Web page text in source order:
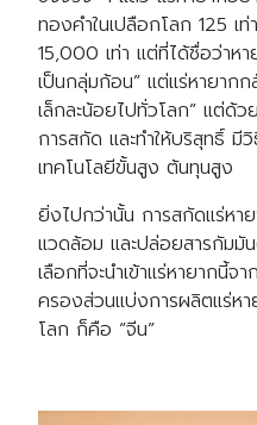
ทองคำในเปลือกโลก 125 เ
15,000 เท่า แต่ที่ได้ชื่อว่าห
เป็นกลุ่มก้อน” แต่แร่หายาก
เล็กละน้อยไปทั่วโลก” แต่
การสกัด และทำให้บริสุทธิ์
เทคโนโลยีขั้นสูง ต้นทุนสูง
ยิ่งไปกว่านั้น การสกัดแร่หา
แวดล้อม และปล่อยสารกัมมั
เลือกที่จะนำเข้าแร่หายากนี้จ
ครองส่วนแบ่งการผลิตแร่ห
โลก ก็คือ “จีน”